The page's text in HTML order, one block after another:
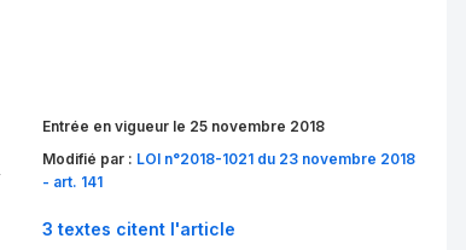
Entrée en vigueur le 25 novembre 2018
Modifié par : LOI n°2018-1021 du 23 novembre 2018
- art. 141
3 textes citent l'article